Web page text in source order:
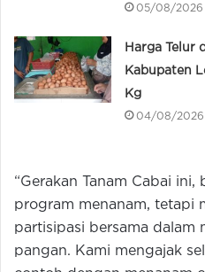
05/08/2026
Harga Telur
Kabupaten
Kg
04/08/2026
“Gerakan Tanam Cabai ini,
program menanam, tetapi
partisipasi bersama dalam
pangan. Kami mengajak